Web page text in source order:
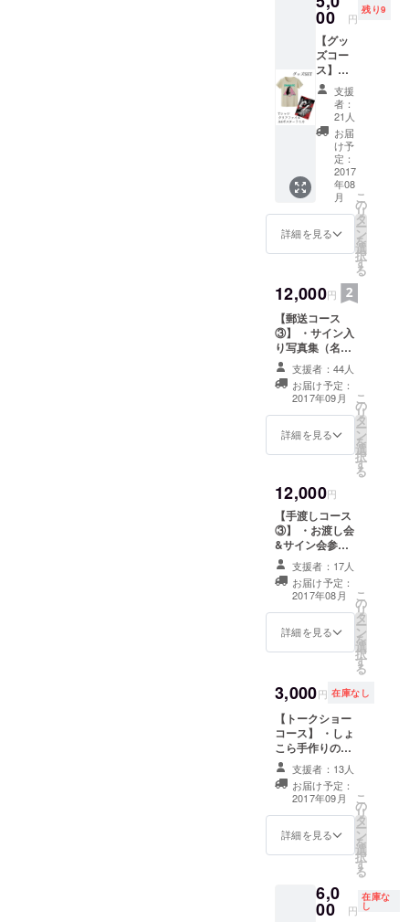
ます。 ※お渡し
8/20(日)昼 大阪
・8/31(木)夜 名
古屋
00 円
残り9
【グッ
ズコー
ス】
◆CF達
成記
念・特
製まろT
シャツ
◆特製
クリア
ファイ
ル ◆A4
ポス
ターラ
ミカ
(グッズ
限定柄)
支援
者：
21人
お届
け予
定：
2017
年08
月
詳細を見る
こ
の
リ
タ
ー
ン
を
選
択
す
る
12,000円
【郵送コース
③】 ・サイン入
り写真集（名前
入り） ・生写真
2枚(A、B) ・特
製ポストカード
＆特製缶バッジ
・支援者の皆様
への特別お礼動
非売品CF限定T
シャツ ◆2017年
生誕GOLD
EXPELIENCE
しょこらパート
DVD
支援者：44人
お届け予定：
2017年09月
詳細を見る
こ
の
リ
タ
ー
ン
を
選
択
す
る
12,000円
【手渡しコース
③】 ・お渡し会
&サイン会参加
権 ・写真集 ・生
写真(A、B) ・特
製ポストカード
＆特製缶バッジ
・支援者の皆様
への特別お礼動
ト写真集 ◆2017
EXPELIENCE
しょこらパート
DVD ◆非売品
CF限定Tシャツ
※お渡し会&サイ
ン会にてお渡
し、その場で写
真集にサインし
ます。 ※お渡し
8/20(日)昼 大阪
・8/31(木)名古
支援者：17人
お届け予定：
2017年08月
詳細を見る
こ
の
リ
タ
ー
ン
を
選
択
す
る
3,000円 在庫なし
【トークショー
コース】 ・しょ
こら手作りの
ディナーを食べ
ながら、ファン
ミーティング形
式で楽しめる
トークショー。
(手作りディナー
付き) ・来場特典
に語ります。
※9/2 大阪市内に
支援者：13人
お届け予定：
2017年09月
詳細を見る
こ
の
リ
タ
ー
ン
を
選
択
す
る
6,0
00 円
在庫な
し